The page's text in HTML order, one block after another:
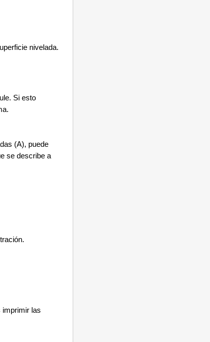
nivelada.
Si esto
(A), puede
se describe a
imprimir las